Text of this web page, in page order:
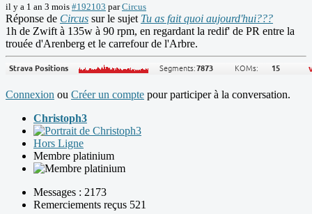
il y a 1 an 3 mois #192103 parCircus
Réponse de Circus sur le sujet Tu as fait quoi aujourd'hui???
1h de Zwift à 135w à 90 rpm, en regardant la redif' de PR entre la
trouée d'Arenberg et le carrefour de l'Arbre.
Connexion ou Créer un compte pour participer à la conversation.
Christoph3
Hors Ligne
Membre platinium
Messages : 2173
Remerciements reçus 521